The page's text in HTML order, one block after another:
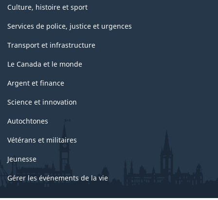
Culture, histoire et sport
Services de police, justice et urgences
Transport et infrastructure
Le Canada et le monde
Argent et finance
Science et innovation
Autochtones
Vétérans et militaires
Jeunesse
Gérer les événements de la vie